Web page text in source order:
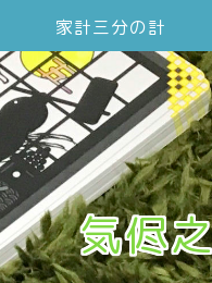
家計三分の計
気侭